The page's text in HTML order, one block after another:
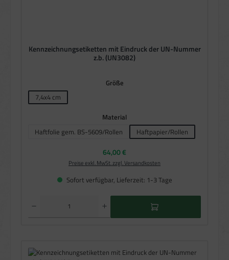
Kennzeichnungsetiketten mit Eindruck der UN-Nummer
z.b. (UN3082)
Größeauswählen
7,4x4 cm
Material
Haftfolie gem. BS-5609/Rollen
Haftpapier/Rollen
Regulärer Preis:
64,00 €
Preise exkl. MwSt. zzgl. Versandkosten
Sofort verfügbar, Lieferzeit: 1-3 Tage
Produkt Anzahl: Gib den gewünschten Wert ein oder benutze die Schaltflächen um die Anzahl zu